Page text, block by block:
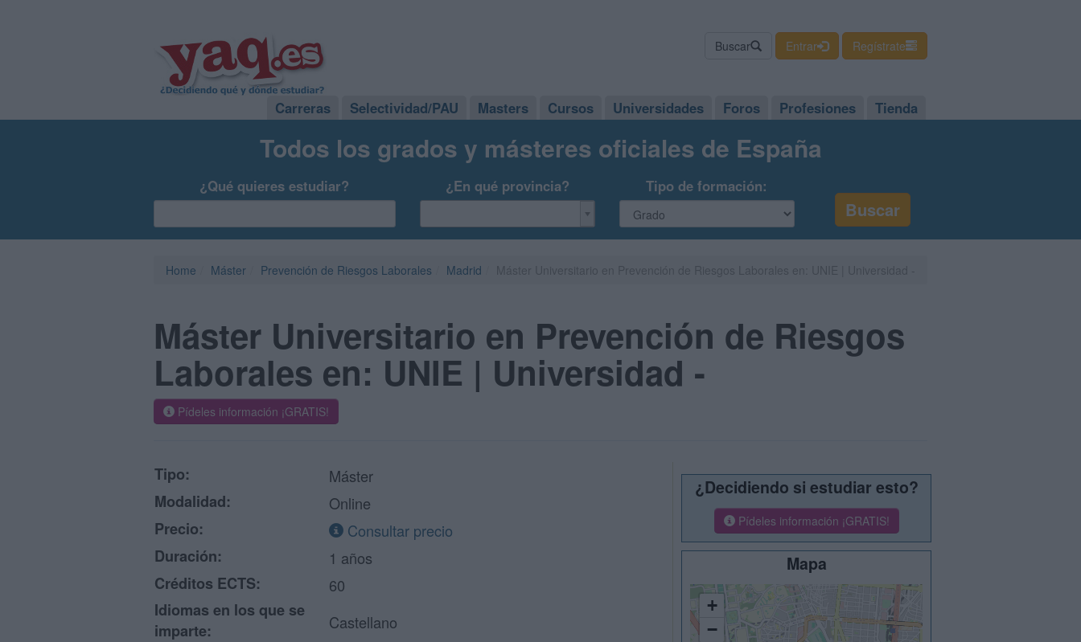
Buscar Entrar Regístrate
Carreras Selectividad/PAU Masters Cursos Universidades Foros Profesiones Tienda
Todos los grados y másteres oficiales de España
¿Qué quieres estudiar? ¿En qué provincia? Tipo de formación:
Home Máster Prevención de Riesgos Laborales Madrid
Máster Universitario en Prevención de Riesgos
Laborales en: UNIE | Universidad -
Pídeles información ¡GRATIS!
Tipo:
Máster
Modalidad:
Online
Precio:
Consultar precio
Duración:
1 años
Créditos ECTS:
60
Idiomas en los que se
imparte:
Castellano
¿Decidiendo si estudiar esto?
Pídeles información ¡GRATIS!
Mapa
+
−